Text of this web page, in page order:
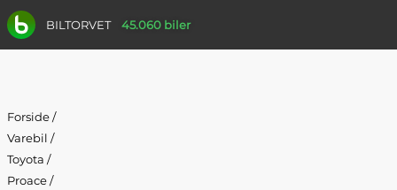
BILTORVET 45.060 biler
Forside/
Varebil /
Toyota /
Proace/